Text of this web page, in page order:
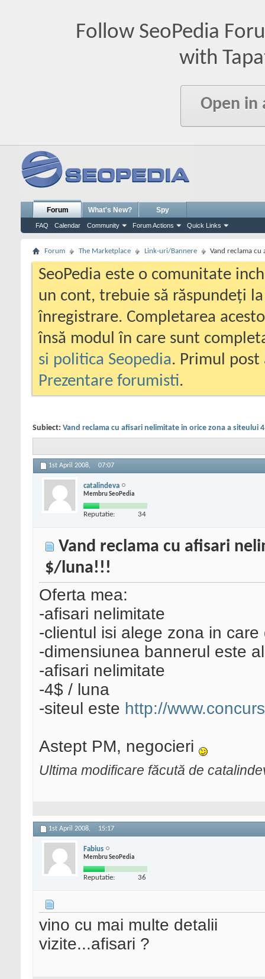
Follow SeoPedia
with
Open in
Forum
FAQ Calendar Community Forum Actions Quick Links
What's New? Spy
Forum The Marketplace Link-uri/Bannere Vand reclama
SeoPedia este o comunitate
un cont, trebuie să răspundeți
înregistrare. Completarea
însă modul în care sunt
si politica Seopedia. Primul
Prezentare forumisti.
Subiect: Vand reclama cu afisari nelimitate in orice zona a siteului
1st April 2008, 07:07
catalindeva
Membru SeoPedia
Reputatie: 34
Vand reclama cu afisari
$/luna!!!
Oferta mea:
-afisari nelimitate
-clientul isi alege zona in
-dimensiunea bannerul este
-afisari nelimitate
-4$ / luna
-siteul este http://
Astept PM, negocieri
Ultima modificare făcută de
1st April 2008, 15:17
Fabius
Membru SeoPedia
Reputatie: 36
vino cu mai multe detalii
vizite...afisari ?